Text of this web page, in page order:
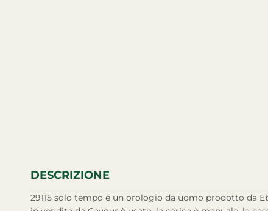
DESCRIZIONE
29115 solo tempo è un orologio da uomo prodotto da Eberhard. L’orologio attualmente